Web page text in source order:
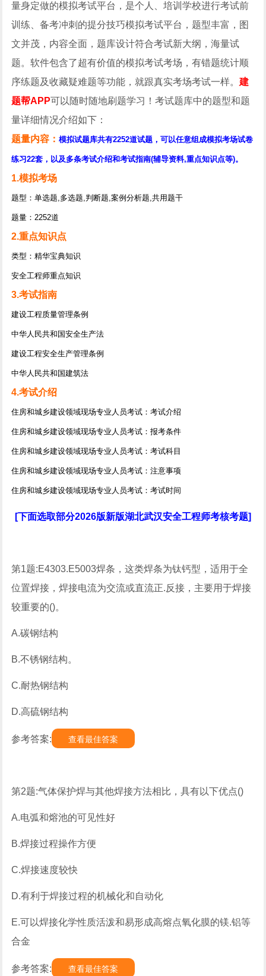
量身定做的模拟考试平台，是个人、培训学校进行考试前
训练、备考冲刺的提分技巧模拟考试平台，题型丰富，图
文并茂，内容全面，题库设计符合考试新大纲，海量试
题。软件包含了超有价值的模拟考试考场，有错题统计顺
序练题及收藏疑难题等功能，就跟真实考场考试一样。建
题帮APP可以随时随地刷题学习！考试题库中的题型和题
量详细情况介绍如下：
题量内容：模拟试题库共有2252道试题，可以任意组成模拟考场试卷
练习22套，以及多条考试介绍和考试指南(辅导资料,重点知识点等)。
1.模拟考场
题型：单选题,多选题,判断题,案例分析题,共用题干
题量：2252道
2.重点知识点
类型：精华宝典知识
安全工程师重点知识
3.考试指南
建设工程质量管理条例
中华人民共和国安全生产法
建设工程安全生产管理条例
中华人民共和国建筑法
4.考试介绍
住房和城乡建设领域现场专业人员考试：考试介绍
住房和城乡建设领域现场专业人员考试：报考条件
住房和城乡建设领域现场专业人员考试：考试科目
住房和城乡建设领域现场专业人员考试：注意事项
住房和城乡建设领域现场专业人员考试：考试时间
[下面选取部分2026版新版湖北武汉安全工程师考核考题]
第1题:E4303.E5003焊条，这类焊条为钛钙型，适用于全
位置焊接，焊接电流为交流或直流正.反接，主要用于焊接
较重要的()。
A.碳钢结构
B.不锈钢结构。
C.耐热钢结构
D.高硫钢结构
参考答案: 查看最佳答案
第2题:气体保护焊与其他焊接方法相比，具有以下优点()
A.电弧和熔池的可见性好
B.焊接过程操作方便
C.焊接速度较快
D.有利于焊接过程的机械化和自动化
E.可以焊接化学性质活泼和易形成高熔点氧化膜的镁.铝等
合金
参考答案: 查看最佳答案